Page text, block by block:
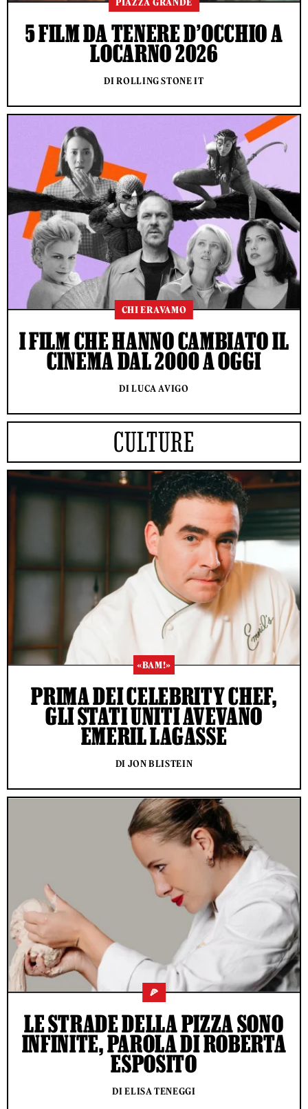
PIAZZA GRANDE
5 FILM DA TENERE D’OCCHIO A
LOCARNO 2026
DI ROLLING STONE IT
CHI ERAVAMO
I FILM CHE HANNO CAMBIATO IL
CINEMA DAL 2000 A OGGI
DI LUCA AVIGO
CULTURE
«BAM!»
PRIMA DEI CELEBRITY CHEF,
GLI STATI UNITI AVEVANO
EMERIL LAGASSE
DI JON BLISTEIN
🍕
LE STRADE DELLA PIZZA SONO
INFINITE, PAROLA DI ROBERTA
ESPOSITO
DI ELISA TENEGGI